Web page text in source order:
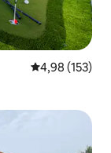
Просечна
4,98 (153)